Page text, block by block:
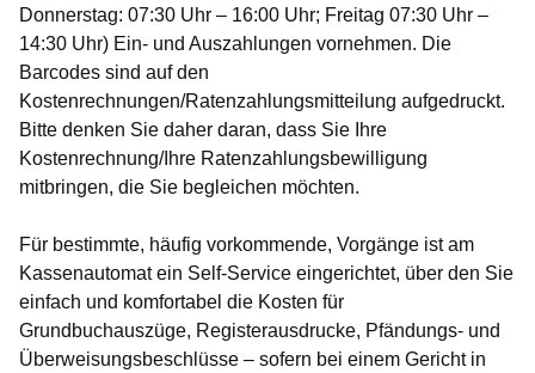
Donnerstag: 07:30 Uhr – 16:00 Uhr; Freitag 07:30 Uhr –
14:30 Uhr) Ein- und Auszahlungen vornehmen. Die
Barcodes sind auf den
Kostenrechnungen/Ratenzahlungsmitteilung aufgedruckt.
Bitte denken Sie daher daran, dass Sie Ihre
Kostenrechnung/Ihre Ratenzahlungsbewilligung
mitbringen, die Sie begleichen möchten.
Für bestimmte, häufig vorkommende, Vorgänge ist am
Kassenautomat ein Self-Service eingerichtet, über den Sie
einfach und komfortabel die Kosten für
Grundbuchauszüge, Registerausdrucke, Pfändungs- und
Überweisungsbeschlüsse – sofern bei einem Gericht in